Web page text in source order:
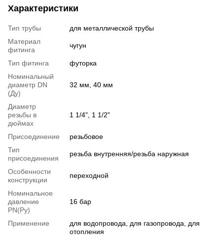
Характеристики
Тип трубы
для металлической трубы
Материал
фитинга
чугун
Тип фитинга
футорка
Номинальный
диаметр DN
(Ду)
32 мм, 40 мм
Диаметр
резьбы в
дюймах
1 1/4", 1 1/2"
Присоединение
резьбовое
Тип
присоединения
резьба внутренняя/резьба наружная
Особенности
конструкции
переходной
Номинальное
давление
PN(Ру)
16 бар
Применение
для водопровода, для газопровода, для
отопления